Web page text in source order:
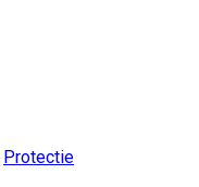
Protectie